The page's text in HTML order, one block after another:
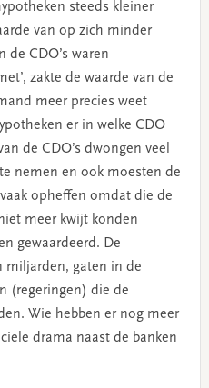
steeds kleiner
van op zich minder
de CDO’s waren
zakte de waarde van de
meer precies weet
er in welke CDO
de CDO’s dwongen veel
nemen en ook moesten de
opheffen omdat die de
meer kwijt konden
gewaardeerd. De
miljarden, gaten in de
(regeringen) die de
Wie hebben er nog meer
drama naast de banken